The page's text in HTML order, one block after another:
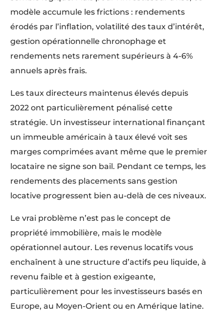
modèle accumule les frictions : rendements
érodés par l’inflation, volatilité des taux d’intérêt,
gestion opérationnelle chronophage et
rendements nets rarement supérieurs à 4-6%
annuels après frais.
Les taux directeurs maintenus élevés depuis
2022 ont particulièrement pénalisé cette
stratégie. Un investisseur international finançant
un immeuble américain à taux élevé voit ses
marges comprimées avant même que le premier
locataire ne signe son bail. Pendant ce temps, les
rendements des placements sans gestion
locative progressent bien au-delà de ces niveaux.
Le vrai problème n’est pas le concept de
propriété immobilière, mais le modèle
opérationnel autour. Les revenus locatifs vous
enchaînent à une structure d’actifs peu liquide, à
revenu faible et à gestion exigeante,
particulièrement pour les investisseurs basés en
Europe, au Moyen-Orient ou en Amérique latine.